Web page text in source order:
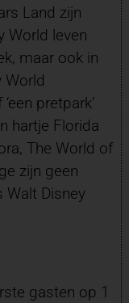
Land zijn
World leven
maar ook in
World
pretpark’
hartje Florida
The World of
zijn geen
Walt Disney
gasten op 1